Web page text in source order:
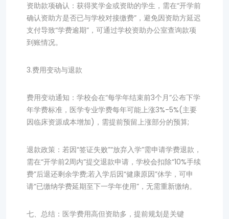
资助款项确认：获得奖学金或资助的学生，需在“开学前
确认资助方是否已与学校对接缴费”，避免因资助方延迟
支付导致“学费逾期”，可通过学校资助办公室查询款项
到账情况。
3.费用变动与退款
费用变动通知：学校会在“每学年结束前3个月”公布下学
年学费标准，医学专业学费每年可能上涨3%-5%(主要
因临床资源成本增加)，需提前预留上涨部分的预算;
退款政策：若因“签证失败”“放弃入学”需申请学费退款，
需在“开学前2周内”提交退款申请，学校会扣除“10%手续
费”后退还剩余学费;若入学后因“健康原因”休学，可申
请“已缴纳学费延期至下一学年使用”，无需重新缴纳。
七、总结：医学费用高但资助多，提前规划是关键